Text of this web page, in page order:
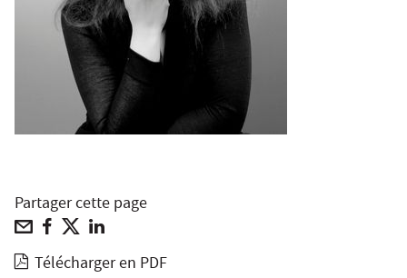
Partager cette page
Télécharger en PDF